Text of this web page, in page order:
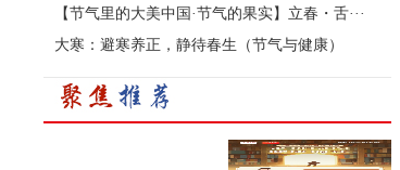
【节气里的大美中国·节气的果实】立春・舌···
大寒：避寒养正，静待春生（节气与健康）